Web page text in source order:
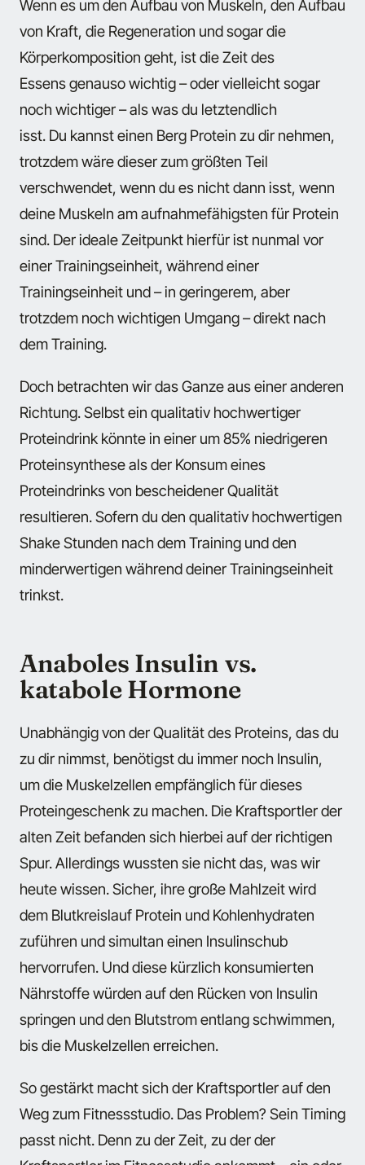
Wenn es um den Aufbau von Muskeln, den Aufbau
von Kraft, die Regeneration und sogar die
Körperkomposition geht, ist die Zeit des
Essens genauso wichtig – oder vielleicht sogar
noch wichtiger – als was du letztendlich
isst. Du kannst einen Berg Protein zu dir nehmen,
trotzdem wäre dieser zum größten Teil
verschwendet, wenn du es nicht dann isst, wenn
deine Muskeln am aufnahmefähigsten für Protein
sind. Der ideale Zeitpunkt hierfür ist nunmal vor
einer Trainingseinheit, während einer
Trainingseinheit und – in geringerem, aber
trotzdem noch wichtigen Umgang – direkt nach
dem Training.
Doch betrachten wir das Ganze aus einer anderen
Richtung. Selbst ein qualitativ hochwertiger
Proteindrink könnte in einer um 85% niedrigeren
Proteinsynthese als der Konsum eines
Proteindrinks von bescheidener Qualität
resultieren. Sofern du den qualitativ hochwertigen
Shake Stunden nach dem Training und den
minderwertigen während deiner Trainingseinheit
trinkst.
Anaboles Insulin vs.
katabole Hormone
Unabhängig von der Qualität des Proteins, das du
zu dir nimmst, benötigst du immer noch Insulin,
um die Muskelzellen empfänglich für dieses
Proteingeschenk zu machen. Die Kraftsportler der
alten Zeit befanden sich hierbei auf der richtigen
Spur. Allerdings wussten sie nicht das, was wir
heute wissen. Sicher, ihre große Mahlzeit wird
dem Blutkreislauf Protein und Kohlenhydraten
zuführen und simultan einen Insulinschub
hervorrufen. Und diese kürzlich konsumierten
Nährstoffe würden auf den Rücken von Insulin
springen und den Blutstrom entlang schwimmen,
bis die Muskelzellen erreichen.
So gestärkt macht sich der Kraftsportler auf den
Weg zum Fitnessstudio. Das Problem? Sein Timing
passt nicht. Denn zu der Zeit, zu der der